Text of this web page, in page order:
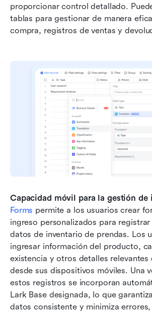
proporcionar control detallado.
tablas para gestionar de manera
compra, registros de ventas y
Capacidad móvil para la gestión de
Forms permite a los usuarios crear
ingreso personalizados para
datos de inventario de prendas. Los
ingresar información del producto,
existencia y otros detalles relevantes
desde sus dispositivos móviles. Una
estos registros se incorporan
Lark Base designada, lo que
datos consistente y minimiza